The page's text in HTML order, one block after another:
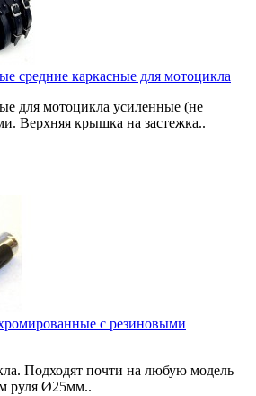
средние каркасные для мотоцикла
для мотоцикла усиленные (не
Верхняя крышка на застежка..
с резиновыми
Подходят почти на любую модель
руля Ø25мм..